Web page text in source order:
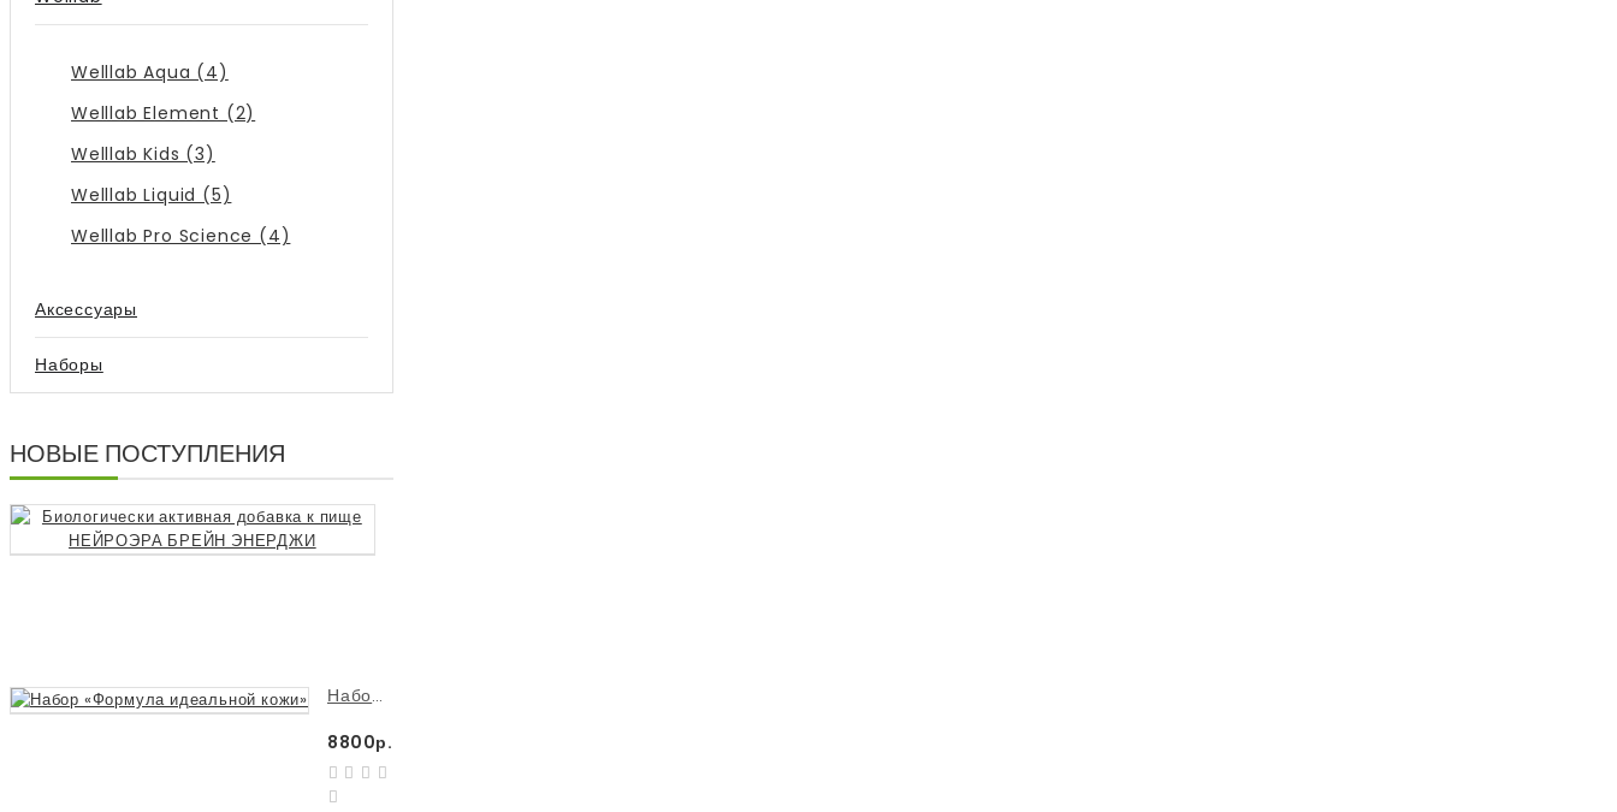
Welllab Aqua (4)
Welllab Element (2)
Welllab Kids (3)
Welllab Liquid (5)
Welllab Pro Science (4)
Аксессуары
Наборы
НОВЫЕ ПОСТУПЛЕНИЯ
Набор «Формула идеальной кожи»
8800р.